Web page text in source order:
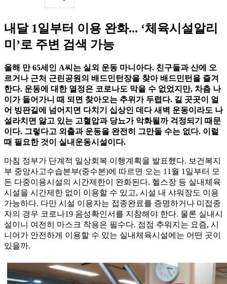
내달 1일부터 이용 완화... ‘체육시설알리
미’로 주변 검색 가능
올해 만 65세인 A씨는 실외 운동 마니아다. 친구들과 산에 오
르거나 근처 근린공원의 배드민턴장을 찾아 배드민턴을 즐겨
한다. 운동에 대한 열정은 코로나도 막을 수 없었지만, 차츰 나
이가 들어가니 때 되면 찾아오는 추위가 두렵다. 길 곳곳이 얼
어 빙판길에 넘어지면 다치기 십상인 데다 새벽 운동이라도 나
설라치면 앓고 있는 고혈압과 당뇨가 악화될까 걱정되기 때문
이다. 그렇다고 외출과 운동을 완전히 그만둘 수는 없다. 이럴
때 필요한 것이 실내운동시설이다.
마침 정부가 단계적 일상회복 이행계획을 발표했다. 보건복지
부 중앙사고수습본부(중수본)에 따르면 오는 11월 1일부터 모
든 다중이용시설의 시간제한이 완화된다. 헬스장 등 실내체육
시설을 시간제한 없이 이용할 수 있고, 시설 내 샤워장도 이용
가능하다. 다만 시설 이용자는 접종완료를 증명하거나 미접종
자의 경우 코로나19 음성확인서를 지참해야 한다. 물론 실내시
설이니 여전히 마스크 착용은 필수다. 점점 추워지는 요즘, 시
니어가 안전하게 이용할 수 있는 실내체육시설에는 어떤 곳이
있을까.